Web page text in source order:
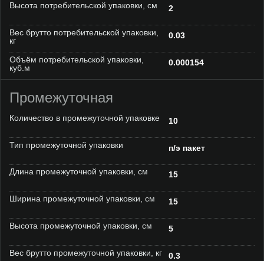
Высота потребительской упаковки, см 2
Вес брутто потребительской упаковки,
кг
0.03
Объём потребительской упаковки,
куб.м
0.000154
Промежуточная
Количество в промежуточной упаковке 10
Тип промежуточной упаковки п/э пакет
Длина промежуточной упаковки, см 15
Ширина промежуточной упаковки, см 15
Высота промежуточной упаковки, см 5
Вес брутто промежуточной упаковки, кг 0.3